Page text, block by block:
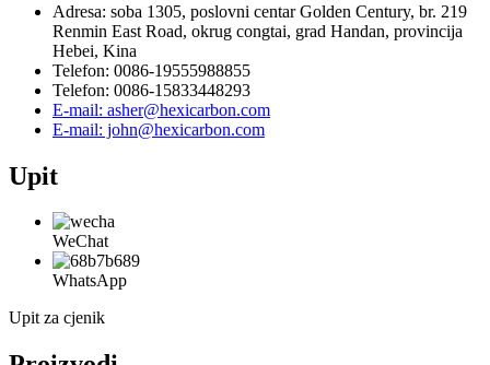
Adresa: soba 1305, poslovni centar Golden Century, br. 219
Renmin East Road, okrug congtai, grad Handan, provincija
Hebei, Kina
Telefon: 0086-19555988855
Telefon: 0086-15833448293
E-mail: asher@hexicarbon.com
E-mail: john@hexicarbon.com
Upit
WeChat
WhatsApp
Upit za cjenik